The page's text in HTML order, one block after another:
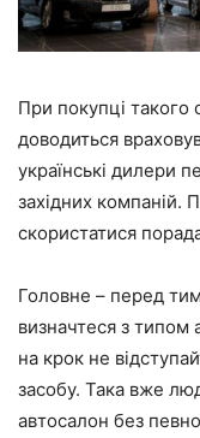
При покупці такого
доводиться
українські дилери
західних компаній.
скористатися
Головне – перед тим
визначтеся з типом
на крок не
засобу. Така вже
автосалон без